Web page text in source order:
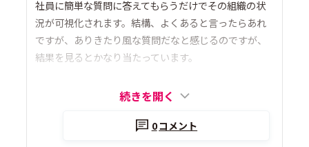
社員に簡単な質問に答えてもらうだけでその組織の状
況が可視化されます。結構、よくあると言ったらあれ
ですが、ありきたり風な質問だなと感じるのですが、
結果を見るとかなり当たっています。
続きを開く
0コメント